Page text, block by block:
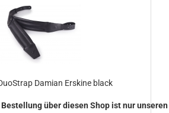
Damian Erskine black
über diesen Shop ist nur